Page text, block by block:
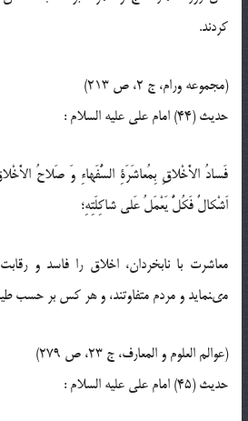
كردند.
(مجموعه ورام، ج 2، ص 213)
حدیث (44) امام على عليه‏ السلام :
فَسادُ الاَْخْلاقِ بِمُعاشَرَةِ السُّفَهاءِ وَ صَلاحُ
اَشْكالٌ فَكُلٌّ يَعْمَلُ عَلى شاكِلَتِهِ؛
معاشرت با نابخردان، اخلاق را فاسد و
مى‏نمايد و مردم متفاوتند، و هر كس بر حسب
(عوالم العلوم و المعارف، ج 23، ص 279)
حدیث (45) امام على عليه‏ السلام :